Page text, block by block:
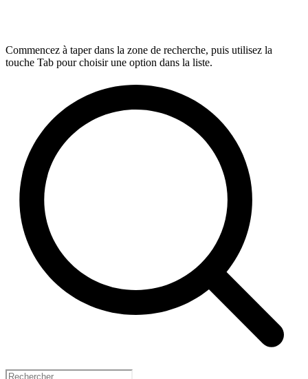
Commencez à taper dans la zone de recherche, puis utilisez la
touche Tab pour choisir une option dans la liste.